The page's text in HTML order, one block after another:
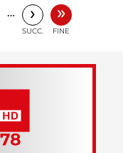
… ›
SUCC.
»
FINE